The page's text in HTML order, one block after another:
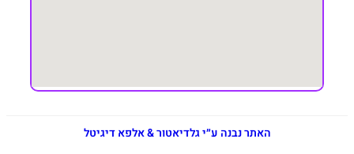
האתר נבנה ע״י גלדיאטור & אלפא דיגיטל